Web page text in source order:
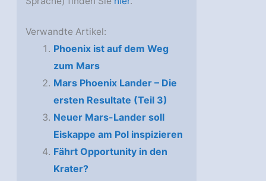
Verwandte Artikel:
Phoenix ist auf dem Weg
zum Mars
Mars Phoenix Lander – Die
ersten Resultate (Teil 3)
Neuer Mars-Lander soll
Eiskappe am Pol inspizieren
Fährt Opportunity in den
Krater?